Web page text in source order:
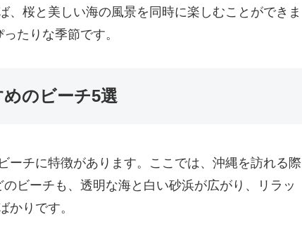
桜と美しい海の風景を同時に楽しむことができま
たりな季節です。
のビーチ5選
ーチに特徴があります。ここでは、沖縄を訪れる際
ビーチも、透明な海と白い砂浜が広がり、リラッ
かりです。